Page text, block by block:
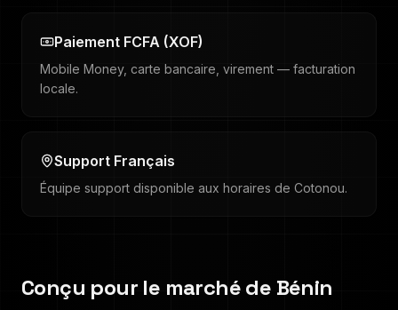
Paiement FCFA (XOF)
Mobile Money, carte bancaire, virement — facturation
locale.
Support Français
Équipe support disponible aux horaires de Cotonou.
Conçu pour le marché de Bénin